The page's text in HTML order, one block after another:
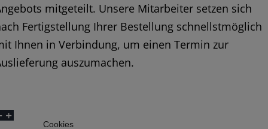
mitgeteilt. Unsere Mitarbeiter setzen sich
Fertigstellung Ihrer Bestellung schnellstmöglich
Ihnen in Verbindung, um einen Termin zur
auszumachen.
Cookies